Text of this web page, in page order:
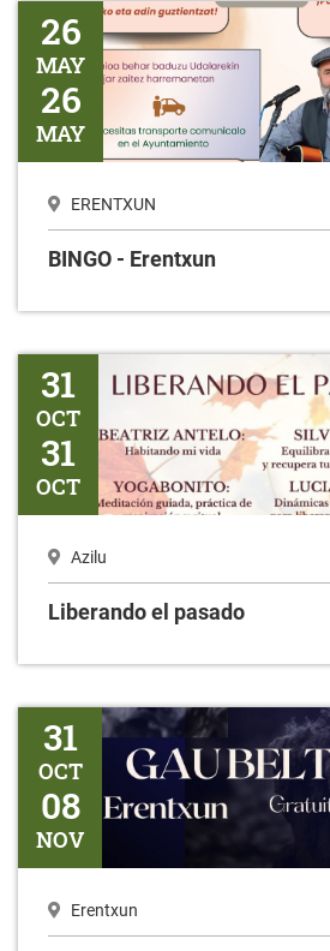
BINGO - Erentxun
26
MAY
26
MAY
ERENTXUN
BINGO - Erentxun
Liberando el pasado
31
OCT
31
OCT
Azilu
Liberando el pasado
Gaubeltza
31
OCT
08
NOV
Erentxun